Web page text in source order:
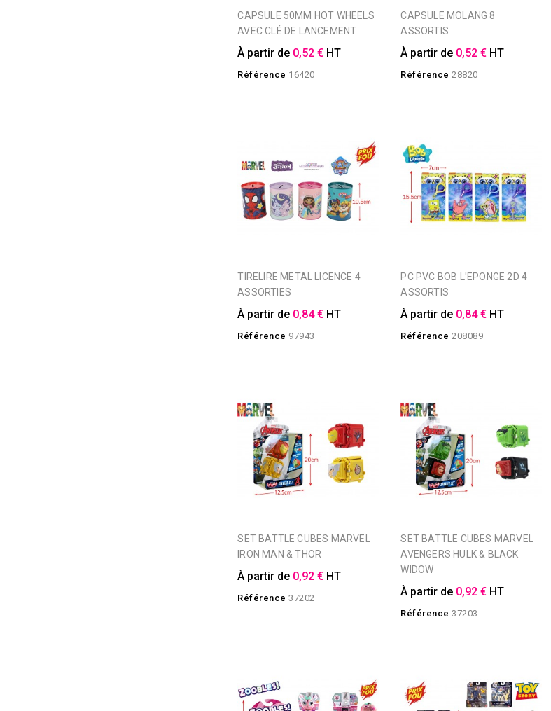
CAPSULE 50MM HOT WHEELS
AVEC CLÉ DE LANCEMENT
À partir de 0,52 € HT
Référence 16420
CAPSULE MOLANG 8
ASSORTIS
À partir de 0,52 € HT
Référence 28820
TIRELIRE METAL LICENCE 4
ASSORTIES
À partir de 0,84 € HT
Référence 97943
PC PVC BOB L'EPONGE 2D 4
ASSORTIS
À partir de 0,84 € HT
Référence 208089
SET BATTLE CUBES MARVEL
IRON MAN & THOR
À partir de 0,92 € HT
Référence 37202
SET BATTLE CUBES MARVEL
AVENGERS HULK & BLACK
WIDOW
À partir de 0,92 € HT
Référence 37203